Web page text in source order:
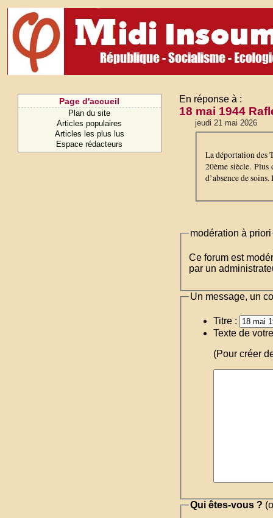
Page d'accueil
Plan du site
Articles populaires
Articles les plus lus
Espace rédacteurs
En réponse à :
18 mai 1944
jeudi 21 mai 2026
La déportation des
20ème siècle.
d’absence de
modération à priori
Ce forum est
par un
Un message, un
Titre :
Texte de
(Pour créer
Qui êtes-vous ?